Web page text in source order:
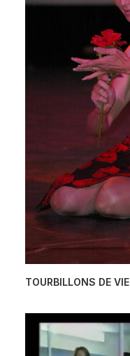
TOURBILLONS DE VIE